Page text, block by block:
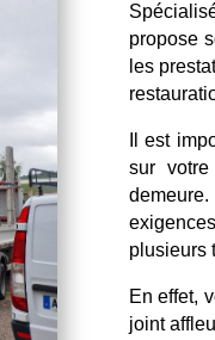
propose
les
Il est
sur
plusieurs
En effet,
joint